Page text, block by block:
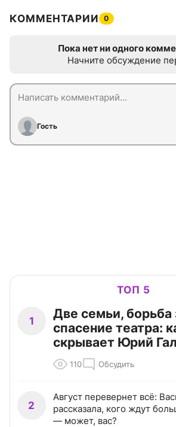
КОММЕНТАРИИ 0
Пока нет ни одного
Начните обсуждение
Гость
ТОП 5
1
Две семьи, борьба
спасение театра:
скрывает Юрий
110 Обсудить
2
Август перевернет всё:
рассказала, кого ждут
— может, вас?